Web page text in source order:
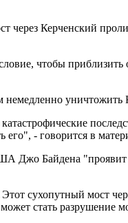
через Керченский
чтобы
немедленно уничтожить
- говорится в
Джо Байдена
сухопутный мост
стать разрушение